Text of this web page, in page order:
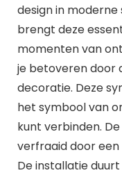
design in
brengt deze
momenten van
je betoveren door
decoratie. Deze
het symbool van
kunt verbinden.
verfraaid door
De installatie